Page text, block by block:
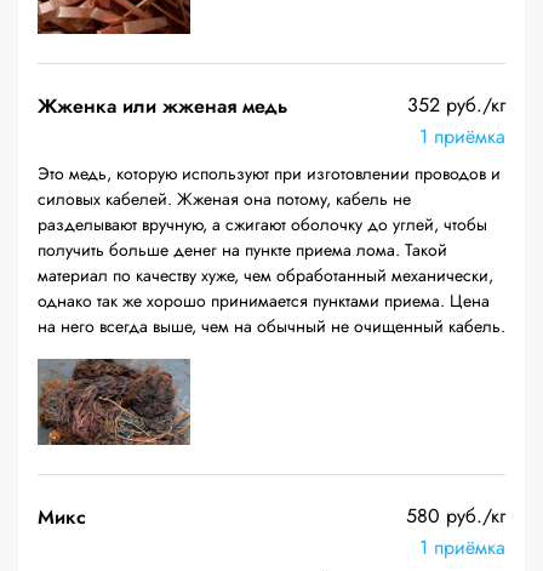
Жженка или жженая медь
352 руб./кг
1 приёмка
Это медь, которую используют при изготовлении проводов и
силовых кабелей. Жженая она потому, кабель не
разделывают вручную, а сжигают оболочку до углей, чтобы
получить больше денег на пункте приема лома. Такой
материал по качеству хуже, чем обработанный механически,
однако так же хорошо принимается пунктами приема. Цена
на него всегда выше, чем на обычный не очищенный кабель.
Микс
580 руб./кг
1 приёмка